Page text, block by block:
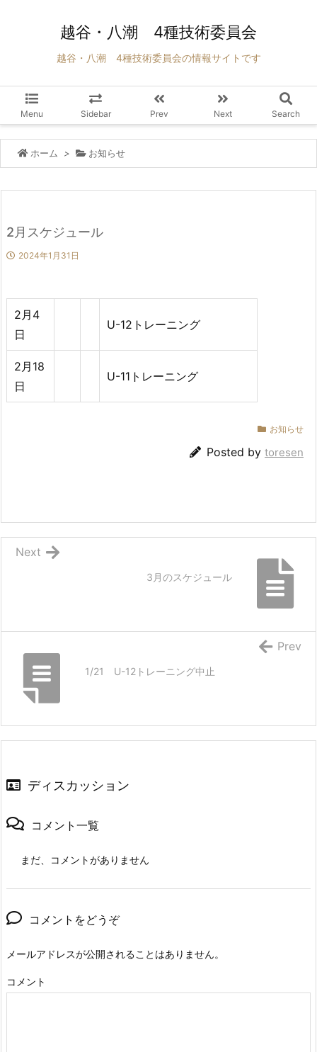
越谷・八潮 4種技術委員会
越谷・八潮 4種技術委員会の情報サイトです
Menu Sidebar Prev Next Search
ホーム > お知らせ
2月スケジュール
2024年1月31日
2月4
日
U-12トレーニング
2月18
日
U-11トレーニング
お知らせ
Posted by toresen
3月のスケジュール
Next
1/21 U-12トレーニング中止
Prev
ディスカッション
コメント一覧
まだ、コメントがありません
コメントをどうぞ
メールアドレスが公開されることはありません。
コメント